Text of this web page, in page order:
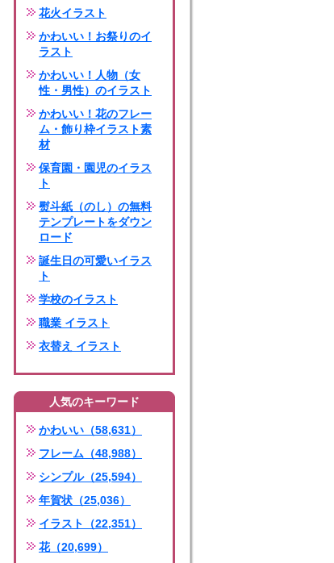
花火イラスト
かわいい！お祭りのイ
ラスト
かわいい！人物（女
性・男性）のイラスト
かわいい！花のフレー
ム・飾り枠イラスト素
材
保育園・園児のイラス
ト
熨斗紙（のし）の無料
テンプレートをダウン
ロード
誕生日の可愛いイラス
ト
学校のイラスト
職業 イラスト
衣替え イラスト
人気のキーワード
かわいい（58,631）
フレーム（48,988）
シンプル（25,594）
年賀状（25,036）
イラスト（22,351）
花（20,699）